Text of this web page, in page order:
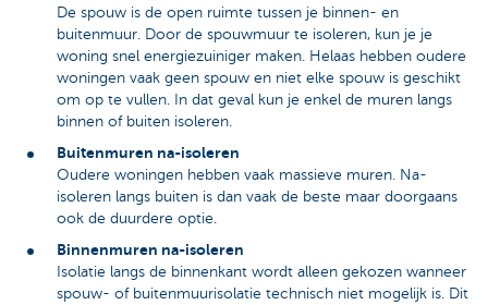
De spouw is de open ruimte tussen je binnen- en
buitenmuur. Door de spouwmuur te isoleren, kun je je
woning snel energiezuiniger maken. Helaas hebben oudere
woningen vaak geen spouw en niet elke spouw is geschikt
om op te vullen. In dat geval kun je enkel de muren langs
binnen of buiten isoleren.
Buitenmuren na-isoleren
Oudere woningen hebben vaak massieve muren. Na-
isoleren langs buiten is dan vaak de beste maar doorgaans
ook de duurdere optie.
Binnenmuren na-isoleren
Isolatie langs de binnenkant wordt alleen gekozen wanneer
spouw- of buitenmuurisolatie technisch niet mogelijk is. Dit